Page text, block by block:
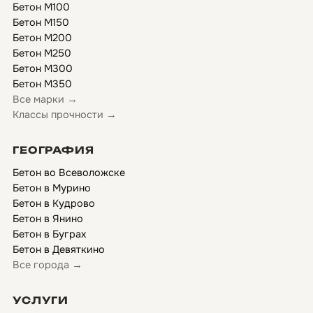
Бетон М100
Бетон М150
Бетон М200
Бетон М250
Бетон М300
Бетон М350
Все марки →
Классы прочности →
ГЕОГРАФИЯ
Бетон во Всеволожске
Бетон в Мурино
Бетон в Кудрово
Бетон в Янино
Бетон в Буграх
Бетон в Девяткино
Все города →
УСЛУГИ